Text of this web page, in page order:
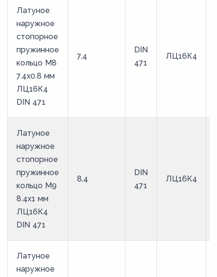
Латуное
наружное
стопорное
пружинное
кольцо M8
7.4х0.8 мм
ЛЦ16К4
DIN 471
7,4
DIN
471
ЛЦ16К4
Латуное
наружное
стопорное
пружинное
кольцо M9
8.4х1 мм
ЛЦ16К4
DIN 471
8,4
DIN
471
ЛЦ16К4
Латуное
наружное